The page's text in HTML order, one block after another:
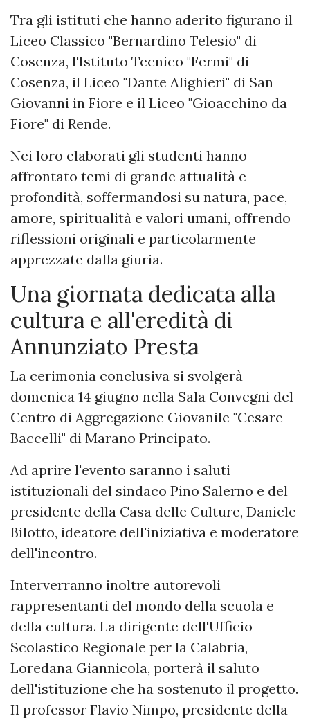
Tra gli istituti che hanno aderito figurano il
Liceo Classico "Bernardino Telesio" di
Cosenza, l'Istituto Tecnico "Fermi" di
Cosenza, il Liceo "Dante Alighieri" di San
Giovanni in Fiore e il Liceo "Gioacchino da
Fiore" di Rende.
Nei loro elaborati gli studenti hanno
affrontato temi di grande attualità e
profondità, soffermandosi su natura, pace,
amore, spiritualità e valori umani, offrendo
riflessioni originali e particolarmente
apprezzate dalla giuria.
Una giornata dedicata alla
cultura e all'eredità di
Annunziato Presta
La cerimonia conclusiva si svolgerà
domenica 14 giugno nella Sala Convegni del
Centro di Aggregazione Giovanile "Cesare
Baccelli" di Marano Principato.
Ad aprire l'evento saranno i saluti
istituzionali del sindaco Pino Salerno e del
presidente della Casa delle Culture, Daniele
Bilotto, ideatore dell'iniziativa e moderatore
dell'incontro.
Interverranno inoltre autorevoli
rappresentanti del mondo della scuola e
della cultura. La dirigente dell'Ufficio
Scolastico Regionale per la Calabria,
Loredana Giannicola, porterà il saluto
dell'istituzione che ha sostenuto il progetto.
Il professor Flavio Nimpo, presidente della